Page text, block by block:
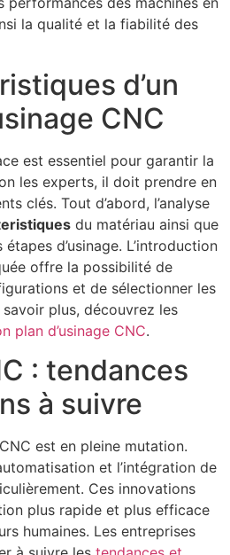
la qualité et la fiabilité des
d’un
CNC
est essentiel pour garantir la
les experts, il doit prendre en
clés. Tout d’abord, l’analyse
du matériau ainsi que
d’usinage. L’introduction
offre la possibilité de
et de sélectionner les
plus, découvrez les
plan d’usinage CNC.
: tendances
à suivre
est en pleine mutation.
et l’intégration de
Ces innovations
plus rapide et plus efficace
humaines. Les entreprises